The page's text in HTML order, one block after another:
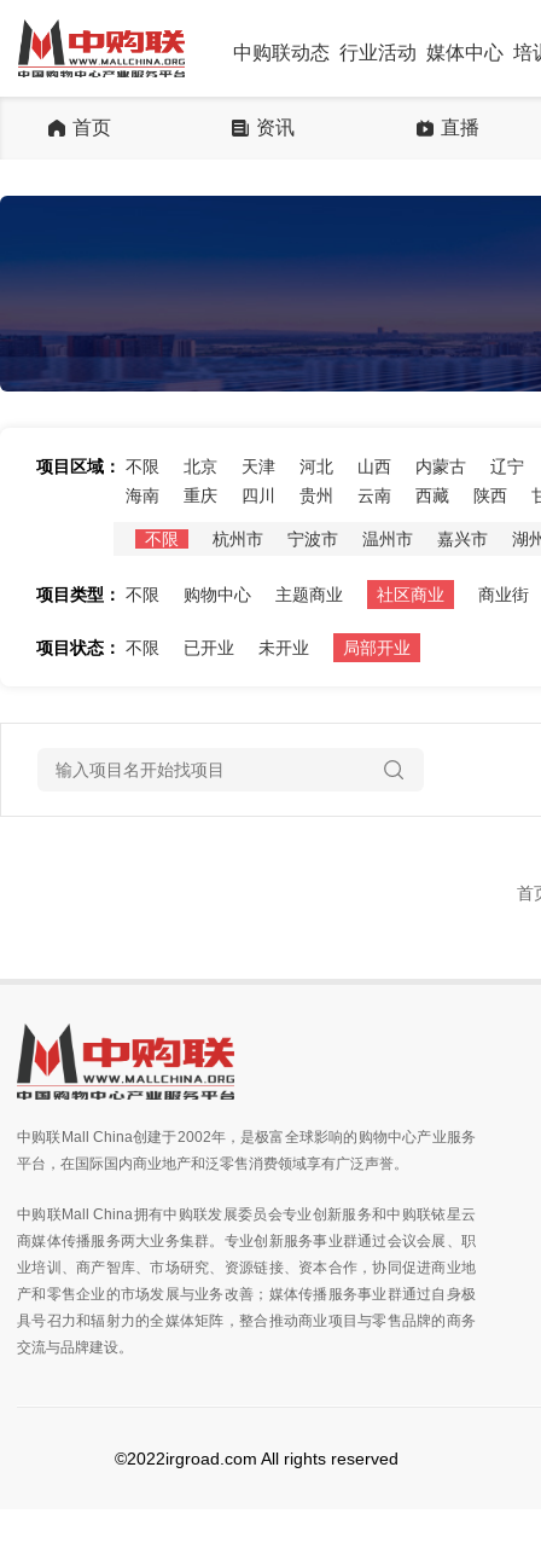
中购联动态 行业活动 媒体中心 培
首页 资讯 直播
项目区域： 不限 北京 天津 河北 山西 内蒙古
辽宁
海南
重庆 四川 贵州 云南 西藏 陕西
不限 杭州市 宁波市 温州市 嘉兴市 湖
项目类型： 不限 购物中心 主题商业 社区商业 商业街
项目状态： 不限 已开业 未开业 局部开业
首
中购联Mall China创建于2002年，是极富全球影响的购物中心产业服务
平台，在国际国内商业地产和泛零售消费领域享有广泛声誉。
中购联Mall China拥有中购联发展委员会专业创新服务和中购联铱星云
商媒体传播服务两大业务集群。专业创新服务事业群通过会议会展、职
业培训、商产智库、市场研究、资源链接、资本合作，协同促进商业地
产和零售企业的市场发展与业务改善；媒体传播服务事业群通过自身极
具号召力和辐射力的全媒体矩阵，整合推动商业项目与零售品牌的商务
交流与品牌建设。
©2022irgroad.com All rights reserved